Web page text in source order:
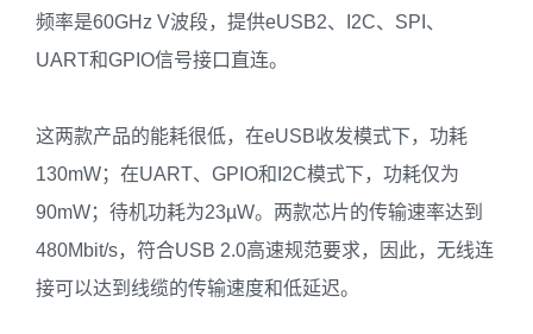
频率是60GHz V波段，提供eUSB2、I2C、SPI、
UART和GPIO信号接口直连。
这两款产品的能耗很低，在eUSB收发模式下，功耗
130mW；在UART、GPIO和I2C模式下，功耗仅为
90mW；待机功耗为23µW。两款芯片的传输速率达到
480Mbit/s，符合USB 2.0高速规范要求，因此，无线连
接可以达到线缆的传输速度和低延迟。